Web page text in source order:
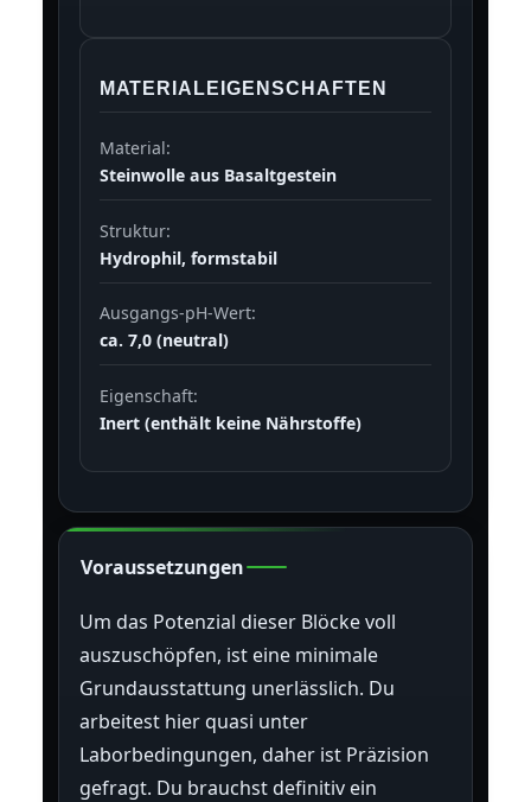
MATERIALEIGENSCHAFTEN
Material:
Steinwolle aus Basaltgestein
Struktur:
Hydrophil, formstabil
Ausgangs-pH-Wert:
ca. 7,0 (neutral)
Eigenschaft:
Inert (enthält keine Nährstoffe)
Voraussetzungen
Um das Potenzial dieser Blöcke voll
auszuschöpfen, ist eine minimale
Grundausstattung unerlässlich. Du
arbeitest hier quasi unter
Laborbedingungen, daher ist Präzision
gefragt. Du brauchst definitiv ein